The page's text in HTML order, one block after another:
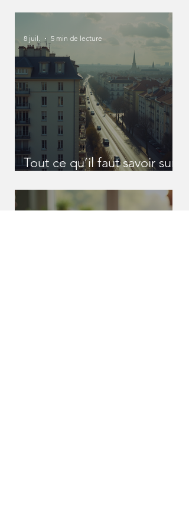
avant qu'il ne soit trop tard
?
Tout ce qu’il faut savoir sur
8 juil. 5 min de lecture